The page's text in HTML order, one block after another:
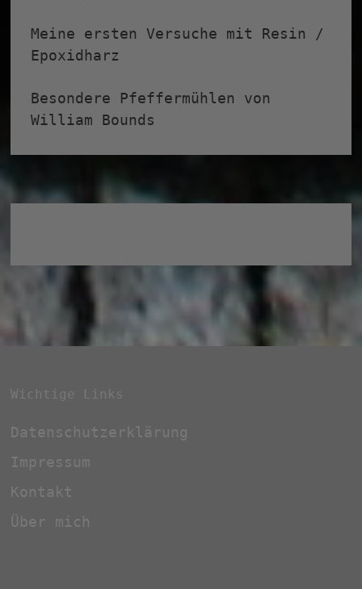
Meine ersten Versuche mit Resin /
Epoxidharz
Besondere Pfeffermühlen von
William Bounds
Wichtige Links
Datenschutzerklärung
Impressum
Kontakt
Über mich